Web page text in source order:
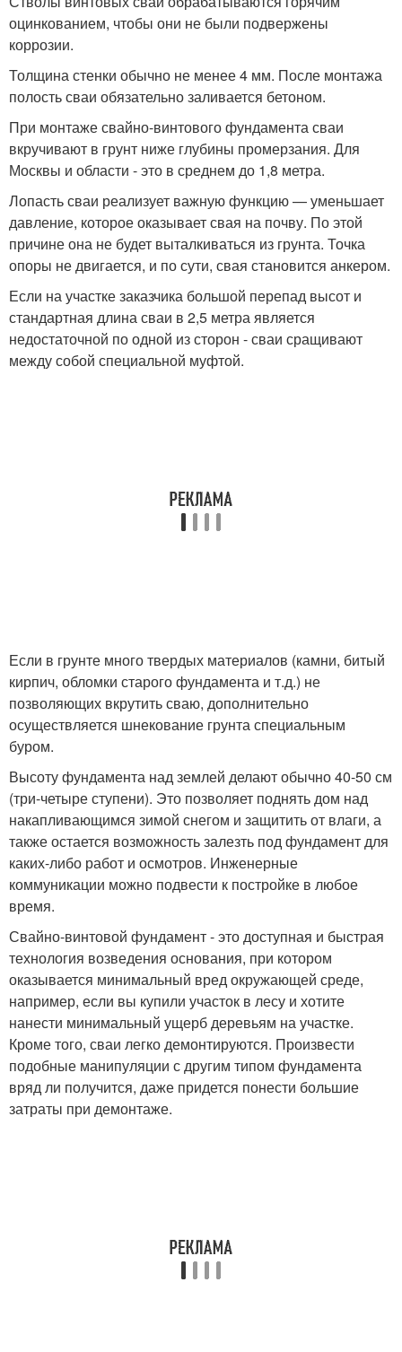
оцинкованием, чтобы они не были подвержены
коррозии.
Толщина стенки обычно не менее 4 мм. После монтажа
полость сваи обязательно заливается бетоном.
При монтаже свайно-винтового фундамента сваи
вкручивают в грунт ниже глубины промерзания. Для
Москвы и области - это в среднем до 1,8 метра.
Лопасть сваи реализует важную функцию — уменьшает
давление, которое оказывает свая на почву. По этой
причине она не будет выталкиваться из грунта. Точка
опоры не двигается, и по сути, свая становится анкером.
Если на участке заказчика большой перепад высот и
стандартная длина сваи в 2,5 метра является
недостаточной по одной из сторон - сваи сращивают
между собой специальной муфтой.
Если в грунте много твердых материалов (камни, битый
кирпич, обломки старого фундамента и т.д.) не
позволяющих вкрутить сваю, дополнительно
осуществляется шнекование грунта специальным
буром.
Высоту фундамента над землей делают обычно 40-50 см
(три-четыре ступени). Это позволяет поднять дом над
накапливающимся зимой снегом и защитить от влаги, а
также остается возможность залезть под фундамент для
каких-либо работ и осмотров. Инженерные
коммуникации можно подвести к постройке в любое
время.
Свайно-винтовой фундамент - это доступная и быстрая
технология возведения основания, при котором
оказывается минимальный вред окружающей среде,
например, если вы купили участок в лесу и хотите
нанести минимальный ущерб деревьям на участке.
Кроме того, сваи легко демонтируются. Произвести
подобные манипуляции с другим типом фундамента
вряд ли получится, даже придется понести большие
затраты при демонтаже.